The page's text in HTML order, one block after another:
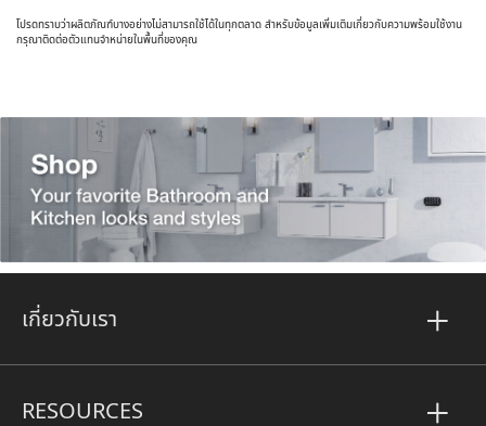
โปรดทราบว่าผลิตภัณฑ์บางอย่างไม่สามารถใช้ได้ในทุกตลาด สำหรับข้อมูลเพิ่มเติมเกี่ยวกับความพร้อมใช้งาน
กรุณาติดต่อตัวแทนจำหน่ายในพื้นที่ของคุณ
เกี่ยวกับเรา
RESOURCES